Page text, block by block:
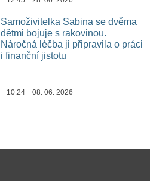
Samoživitelka Sabina se dvěma
dětmi bojuje s rakovinou.
Náročná léčba ji připravila o práci
i finanční jistotu
10:24 08. 06. 2026